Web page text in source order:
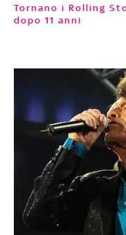
Tornano i Rolling Stones, nuovo album in studio
dopo 11 anni